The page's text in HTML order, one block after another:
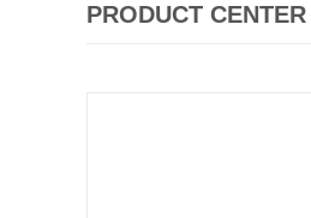
PRODUCT CENTER